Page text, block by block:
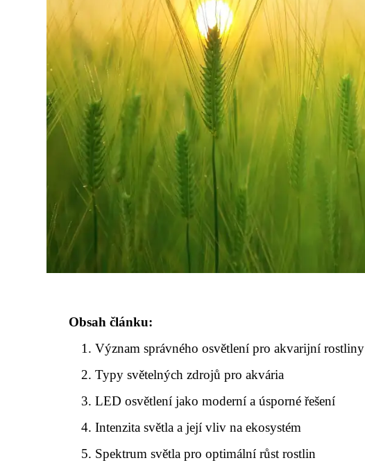
Obsah článku:
Význam správného osvětlení pro akvarijní rostliny
Typy světelných zdrojů pro akvária
LED osvětlení jako moderní a úsporné řešení
Intenzita světla a její vliv na ekosystém
Spektrum světla pro optimální růst rostlin